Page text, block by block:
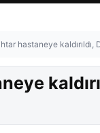
hastaneye